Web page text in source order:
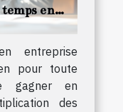
en
entreprise
pour toute
gagner en
des